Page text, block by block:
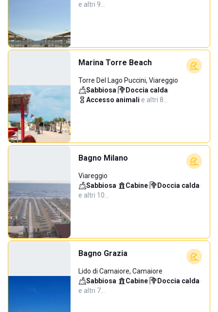
e altri 9…
Marina Torre Beach
Torre Del Lago Puccini, Viareggio
Sabbiosa· Doccia calda·
Accesso animali·e altri 8…
Bagno Milano
Viareggio
Sabbiosa· Cabine· Doccia calda·
e altri 10…
Bagno Grazia
Lido di Camaiore, Camaiore
Sabbiosa· Cabine· Doccia calda·
e altri 7…